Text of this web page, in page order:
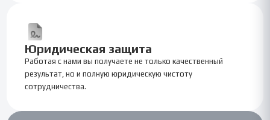
Юридическая защита
Работая с нами вы получаете не только качественный
результат, но и полную юридическую чистоту
сотрудничества.